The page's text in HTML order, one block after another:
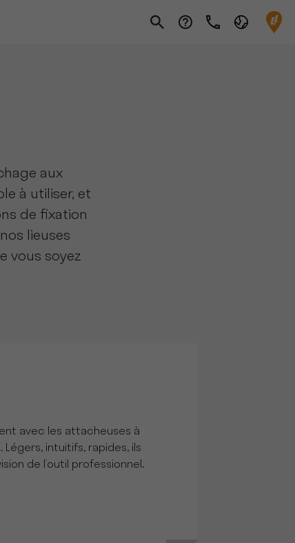
aux
à utiliser, et
de ﬁxation
lieuses
vous soyez
avec les attacheuses à
Légers, intuitifs, rapides, ils
de l’outil professionnel.